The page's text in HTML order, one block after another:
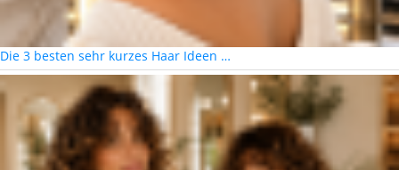
Die 3 besten sehr kurzes Haar Ideen …